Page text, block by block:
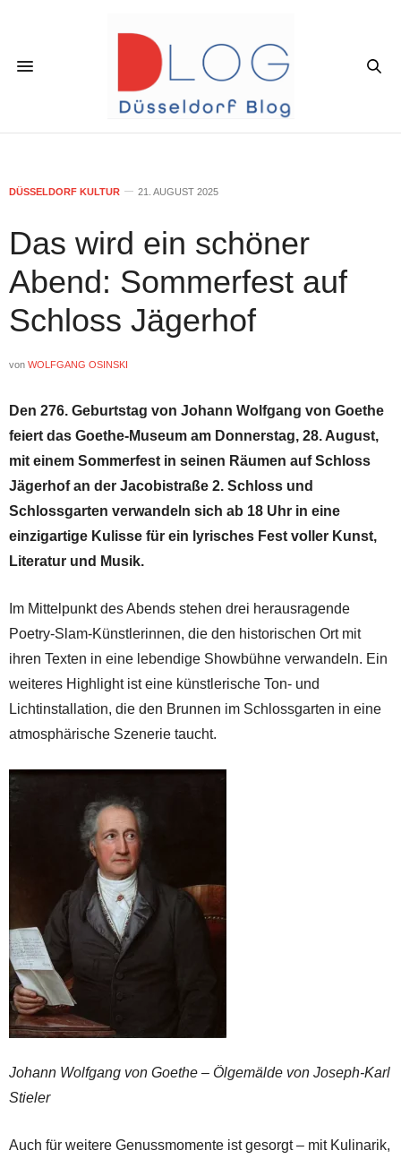
DÜSSELDORF KULTUR 21. AUGUST 2025
Das wird ein schöner
Abend: Sommerfest auf
Schloss Jägerhof
von WOLFGANG OSINSKI
Den 276. Geburtstag von Johann Wolfgang von Goethe
feiert das Goethe-Museum am Donnerstag, 28. August,
mit einem Sommerfest in seinen Räumen auf Schloss
Jägerhof an der Jacobistraße 2. Schloss und
Schlossgarten verwandeln sich ab 18 Uhr in eine
einzigartige Kulisse für ein lyrisches Fest voller Kunst,
Literatur und Musik.
Im Mittelpunkt des Abends stehen drei herausragende
Poetry-Slam-Künstlerinnen, die den historischen Ort mit
ihren Texten in eine lebendige Showbühne verwandeln. Ein
weiteres Highlight ist eine künstlerische Ton- und
Lichtinstallation, die den Brunnen im Schlossgarten in eine
atmosphärische Szenerie taucht.
Johann Wolfgang von Goethe – Ölgemälde von Joseph-Karl
Stieler
Auch für weitere Genussmomente ist gesorgt – mit Kulinarik,